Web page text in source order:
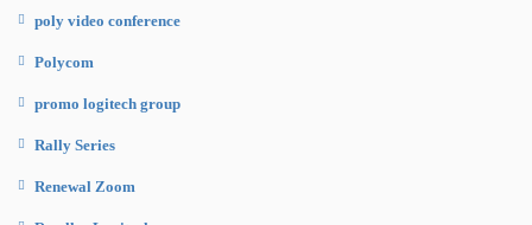
poly video conference
Polycom
promo logitech group
Rally Series
Renewal Zoom